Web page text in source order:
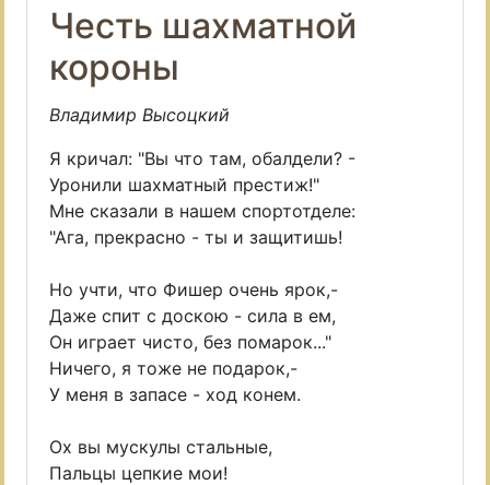
Честь шахматной
короны
Владимир Высоцкий
Я кричал: "Вы что там, обалдели? -
Уронили шахматный престиж!"
Мне сказали в нашем спортотделе:
"Ага, прекрасно - ты и защитишь!
Но учти, что Фишер очень ярок,-
Даже спит с доскою - сила в ем,
Он играет чисто, без помарок..."
Ничего, я тоже не подарок,-
У меня в запасе - ход конем.
Ох вы мускулы стальные,
Пальцы цепкие мои!